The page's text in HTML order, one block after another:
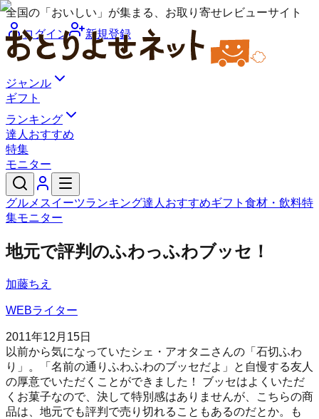
全国の「おいしい」が集まる、お取り寄せレビューサイト
ログイン
新規登録
ジャンル
ギフト
ランキング
達人おすすめ
特集
モニター
グルメ スイーツランキング達人おすすめギフト 食材・飲料特
集モニター
地元で評判のふわっふわブッセ！
加藤ちえ
WEBライター
2011年12月15日
以前から気になっていたシェ・アオタニさんの「石切ふわ
り」。「名前の通りふわふわのブッセだよ」と自慢する友人
の厚意でいただくことができました！ ブッセはよくいただ
くお菓子なので、決して特別感はありませんが、こちらの商
品は、地元でも評判で売り切れることもあるのだとか。も